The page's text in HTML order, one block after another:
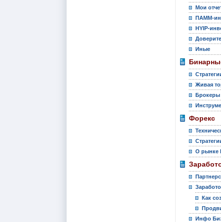
Мои
ПАММ-
HYIP-
Иные
Живая
Брокеры
Форекс
О рынке
Как
Инфо